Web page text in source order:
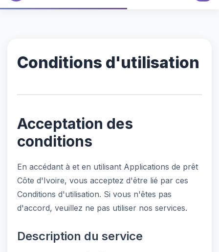
Conditions d'utilisation
Acceptation des
conditions
En accédant à et en utilisant Applications de prêt
Côte d'Ivoire, vous acceptez d'être lié par ces
Conditions d'utilisation. Si vous n'êtes pas
d'accord, veuillez ne pas utiliser nos services.
Description du service